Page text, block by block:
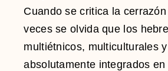
Cuando se critica la
veces se olvida que los
multiétnicos, multiculturales y
absolutamente integrados